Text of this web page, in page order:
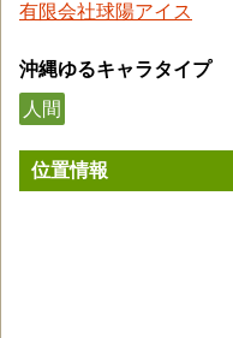
有限会社球陽アイス
沖縄ゆるキャラタイプ
人間
位置情報